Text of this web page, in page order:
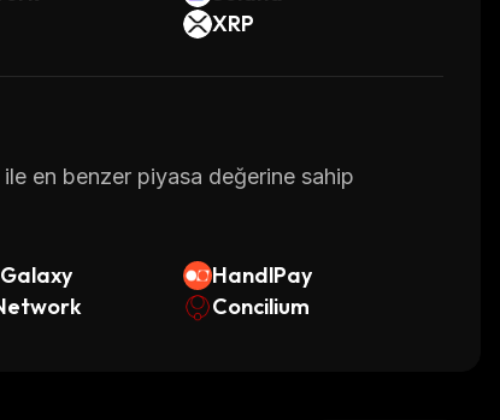
XRP
en benzer piyasa değerine sahip
HandlPay
Concilium